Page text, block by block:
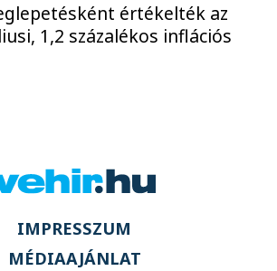
értékelték az
1,2 százalékos inflációs
IMPRESSZUM
MÉDIAAJÁNLAT